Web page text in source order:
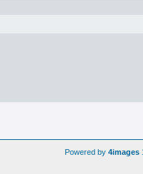
Powered by 4images